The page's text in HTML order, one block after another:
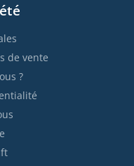
de vente
?